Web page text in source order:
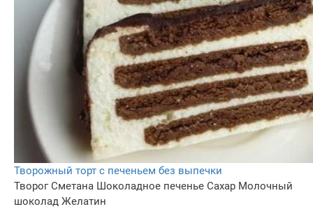
Творожный торт с печеньем без выпечки
Творог Сметана Шоколадное печенье Сахар Молочный
шоколад Желатин